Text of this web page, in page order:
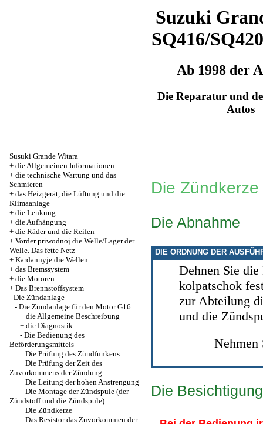
Suzuki
SQ416/
Ab 1998 der
Die Reparatur und
Autos
Susuki Grande Witara
+ die Allgemeinen Informationen
+ die technische Wartung und das
Schmieren
+ das Heizgerät, die Lüftung und die
Klimaanlage
+ die Lenkung
+ die Aufhängung
+ die Räder und die Reifen
+ Vorder priwodnoj die Welle/Lager der
Welle. Das fette Netz
+ Kardannyje die Wellen
+ das Bremssystem
+ die Motoren
+ Das Brennstoffsystem
- Die Zündanlage
- Die Zündanlage für den Motor G16
+ die Allgemeine Beschreibung
+ die Diagnostik
- Die Bedienung des
Beförderungsmittels
Die Prüfung des Zündfunkens
Die Prüfung der Zeit des
Zuvorkommens der Zündung
Die Leitung der hohen Anstrengung
Die Montage der Zündspule (der
Zündstoff und die Zündspule)
Die Zündkerze
Das Resistor das Zuvorkommen der
Die Zündkerze
Die Abnahme
DIE ORDNUNG DER
Dehnen Sie
kolpatschok
zur Abteilung
und die
Nehmen
Die Besichtigung